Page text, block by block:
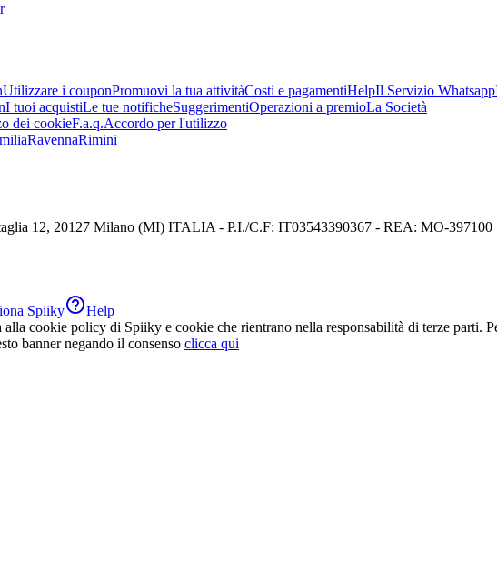
Utilizzare i couponPromuovi la tua attivitàCosti e pagamentiHelpIl Servizio Whatsapp
I tuoi acquistiLe tue notificheSuggerimentiOperazioni a premioLa Società
dei cookieF.a.q.Accordo per l'utilizzo
RavennaRimini
12, 20127 Milano (MI) ITALIA - P.I./C.F: IT03543390367 - REA: MO-397100
SpiikyHelp
cookie policy di Spiiky e cookie che rientrano nella responsabilità di terze parti.
banner negando il consenso clicca qui